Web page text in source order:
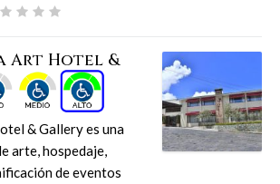
Art Hotel &
& Gallery es una
arte, hospedaje,
de eventos